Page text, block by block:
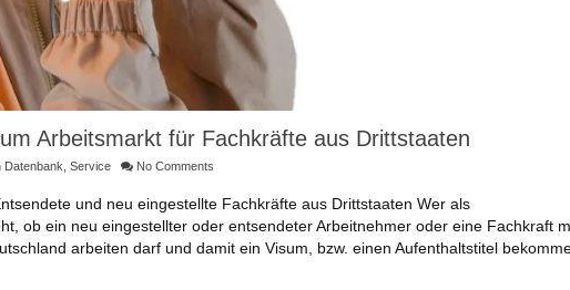
Arbeitsmarkt für Fachkräfte aus Drittstaaten
Datenbank Service No Comments
und neu eingestellte Fachkräfte aus Drittstaaten Wer als
ob ein neu eingestellter oder entsendeter Arbeitnehmer oder eine Fachkraft
arbeiten darf und damit ein Visum, bzw. einen Aufenthaltstitel